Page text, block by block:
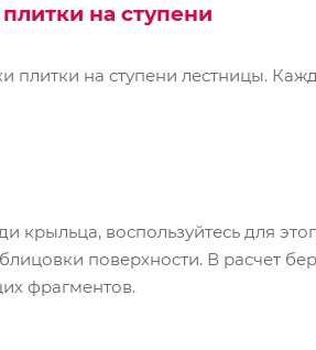
на ступени
плитки на ступени лестницы.
воспользуйтесь для
поверхности. В расчет
фрагментов.